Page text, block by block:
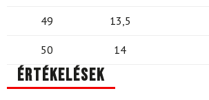
49 13,5
50 14
Értékelések